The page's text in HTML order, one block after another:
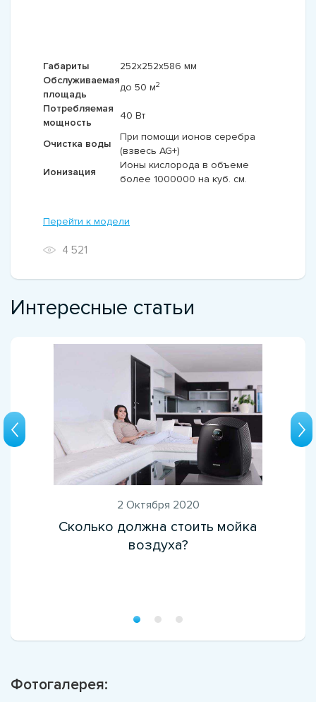
Габариты
252x252x586 мм
Обслуживаемая
площадь
до 50 м2
Потребляемая
мощность
40 Вт
Очистка воды
При помощи ионов серебра
(взвесь AG+)
Ионизация
Ионы кислорода в объеме
более 1000000 на куб. см.
Перейти к модели
4 521
Интересные статьи
2 Октября 2020
Сколько должна стоить мойка
воздуха?
Фотогалерея: